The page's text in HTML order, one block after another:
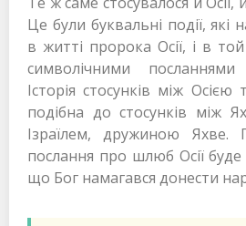
Це були буквальні події, які
в житті пророка Осії, і в
символічними
Історія стосунків між
подібна до стосунків між
Ізраїлем, дружиною Яхве.
послання про шлюб Осії
що Бог намагався донести